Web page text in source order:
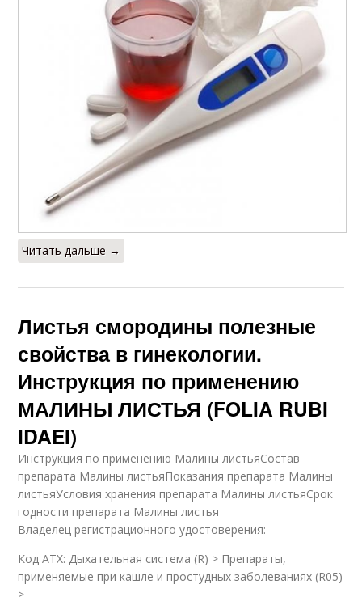
Читать дальше →
Листья смородины полезные
свойства в гинекологии.
Инструкция по применению
МАЛИНЫ ЛИСТЬЯ (FOLIA RUBI
IDAEI)
Инструкция по применению Малины листьяСостав
препарата Малины листьяПоказания препарата Малины
листьяУсловия хранения препарата Малины листьяСрок
годности препарата Малины листья
Владелец регистрационного удостоверения:
Код ATX: Дыхательная система (R) > Препараты,
применяемые при кашле и простудных заболеваниях (R05)